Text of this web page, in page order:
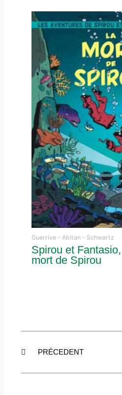
Guerrive - Abitan - Schwartz
Spirou et
mort de Spirou
PRÉCEDENT